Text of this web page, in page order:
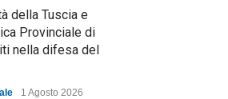
della Tuscia e
Provinciale di
nella difesa del
1 Agosto 2026